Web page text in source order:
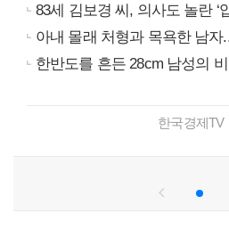
83세 김보경 씨, 의사도 놀란 ‘
아내 몰래 처형과 목욕한 남자
한반도를 흔든 28cm 남성의
한국경제